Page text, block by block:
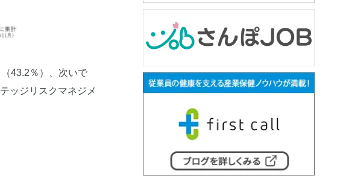
43.2％）、次いで
ッジリスクマネジメ